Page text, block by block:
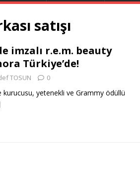
satışı
imzalı r.e.m. beauty
Türkiye’de!
TOSUN 0
kurucusu, yetenekli ve Grammy ödüllü